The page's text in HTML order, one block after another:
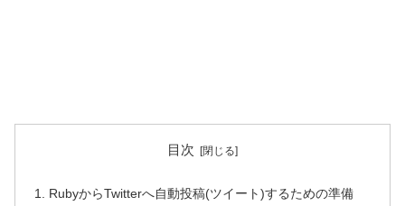
目次
RubyからTwitterへ自動投稿(ツイート)するための準備